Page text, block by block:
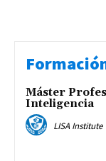
Máster
Inteligencia
LISA Institute